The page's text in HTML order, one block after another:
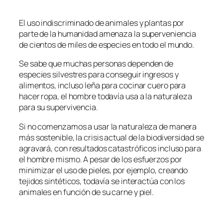
El uso indiscriminado de animales y plantas por
parte de la humanidad amenaza la superveniencia
de cientos de miles de especies en todo el mundo.
Se sabe que muchas personas dependen de
especies silvestres para conseguir ingresos y
alimentos, incluso leña para cocinar cuero para
hacer ropa, el hombre todavía usa a la naturaleza
para su supervivencia.
Si no comenzamos a usar la naturaleza de manera
más sostenible, la crisis actual de la biodiversidad se
agravará, con resultados catastróficos incluso para
el hombre mismo. A pesar de los esfuerzos por
minimizar el uso de pieles, por ejemplo, creando
tejidos sintéticos, todavía se interactúa con los
animales en función de su carne y piel.